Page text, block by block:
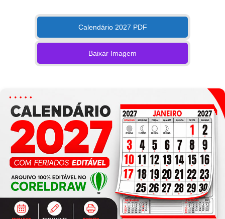
Calendário 2027 PDF
Baixar Imagem